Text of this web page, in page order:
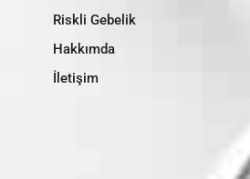
Riskli Gebelik
Hakkımda
İletişim